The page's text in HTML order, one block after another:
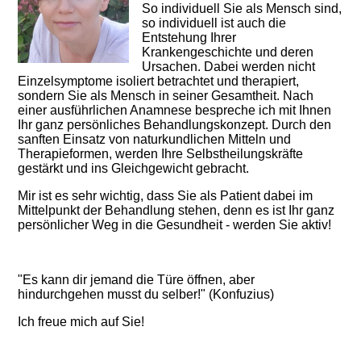
So individuell Sie als Mensch sind,
so individuell ist auch die
Entstehung Ihrer
Krankengeschichte und deren
Ursachen. Dabei werden nicht
Einzelsymptome isoliert betrachtet und therapiert,
sondern Sie als Mensch in seiner Gesamtheit. Nach
einer ausführlichen Anamnese bespreche ich mit Ihnen
Ihr ganz persönliches Behandlungskonzept. Durch den
sanften Einsatz von naturkundlichen Mitteln und
Therapieformen, werden Ihre Selbstheilungskräfte
gestärkt und ins Gleichgewicht gebracht.
Mir ist es sehr wichtig, dass Sie als Patient dabei im
Mittelpunkt der Behandlung stehen, denn es ist Ihr ganz
persönlicher Weg in die Gesundheit - werden Sie aktiv!
"Es kann dir jemand die Türe öffnen, aber
hindurchgehen musst du selber!" (Konfuzius)
Ich freue mich auf Sie!